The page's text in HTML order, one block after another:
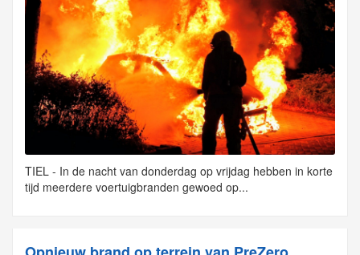
TIEL - In de nacht van donderdag op vrijdag hebben in korte
tijd meerdere voertuigbranden gewoed op...